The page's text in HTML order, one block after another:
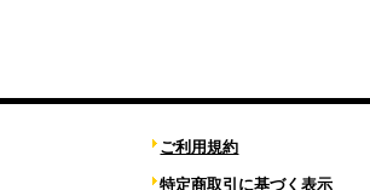
ご利用規約
特定商取引に基づく表示